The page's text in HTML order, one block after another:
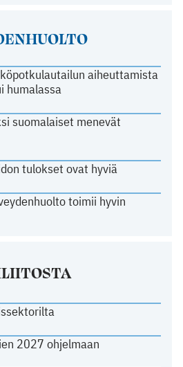
aiheuttamista
humalassa
suomalaiset menevät
tulokset ovat hyviä
toimii hyvin
2027 ohjelmaan